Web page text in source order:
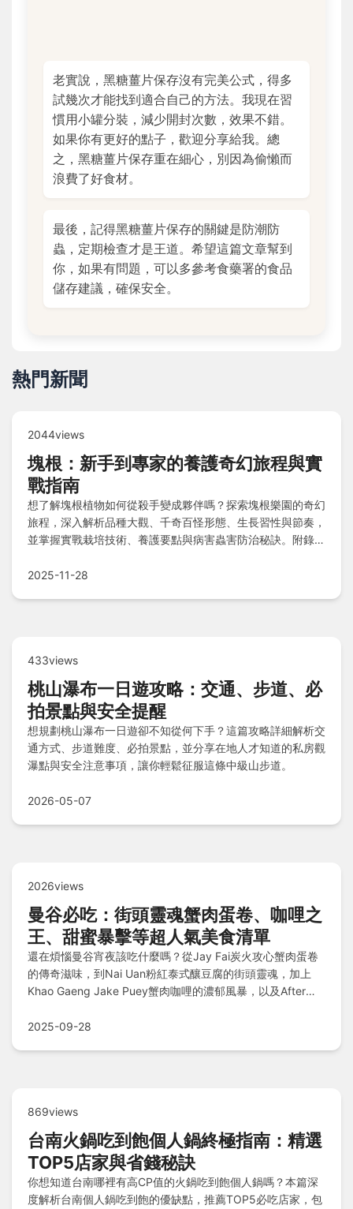
老實說，黑糖薑片保存沒有完美公式，得多
試幾次才能找到適合自己的方法。我現在習
慣用小罐分裝，減少開封次數，效果不錯。
如果你有更好的點子，歡迎分享給我。總
之，黑糖薑片保存重在細心，別因為偷懶而
浪費了好食材。
最後，記得黑糖薑片保存的關鍵是防潮防
蟲，定期檢查才是王道。希望這篇文章幫到
你，如果有問題，可以多參考食藥署的食品
儲存建議，確保安全。
熱門新聞
2044views
塊根：新手到專家的養護奇幻旅程與實
戰指南
想了解塊根植物如何從殺手變成夥伴嗎？探索塊根樂園的奇幻
旅程，深入解析品種大觀、千奇百怪形態、生長習性與節奏，
並掌握實戰栽培技術、養護要點與病害蟲害防治秘訣。附錄提
養活塊根，打造專屬綠色天堂！
2025-11-28
433views
桃山瀑布一日遊攻略：交通、步道、必
拍景點與安全提醒
想規劃桃山瀑布一日遊卻不知從何下手？這篇攻略詳細解析交
通方式、步道難度、必拍景點，並分享在地人才知道的私房觀
瀑點與安全注意事項，讓你輕鬆征服這條中級山步道。
2026-05-07
2026views
曼谷必吃：街頭靈魂蟹肉蛋卷、咖哩之
王、甜蜜暴擊等超人氣美食清單
還在煩惱曼谷宵夜該吃什麼嗎？從Jay Fai炭火攻心蟹肉蛋卷
的傳奇滋味，到Nai Uan粉紅泰式釀豆腐的街頭靈魂，加上
Khao Gaeng Jake Puey蟹肉咖哩的濃郁風暴，以及After
市魅力，完整囊括沙鍋粥、流心吐司等深夜救星，一次掌握泰
2025-09-28
869views
台南火鍋吃到飽個人鍋終極指南：精選
TOP5店家與省錢秘訣
你想知道台南哪裡有高CP值的火鍋吃到飽個人鍋嗎？本篇深
度解析台南個人鍋吃到飽的優缺點，推薦TOP5必吃店家，包